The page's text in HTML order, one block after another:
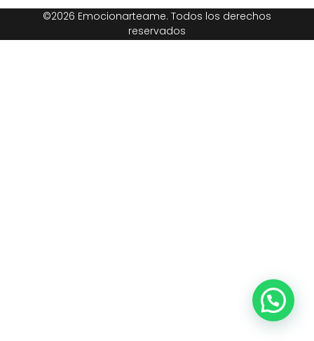
©2026 Emocionarteame. Todos los derechos
reservados